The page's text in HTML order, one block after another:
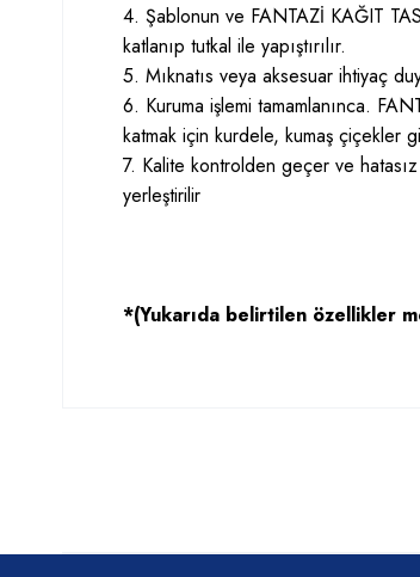
4. Şablonun ve FANTAZİ KAĞIT
katlanıp tutkal ile yapıştırılır.
5. Mıknatıs veya aksesuar ihtiyaç
6. Kuruma işlemi tamamlanınca.
katmak için kurdele, kumaş çiçekler
7. Kalite kontrolden geçer ve
yerleştirilir
*(Yukarıda belirtilen özellikler